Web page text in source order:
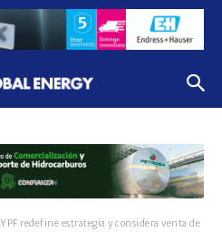
YPF redefine estrategia y considera venta de